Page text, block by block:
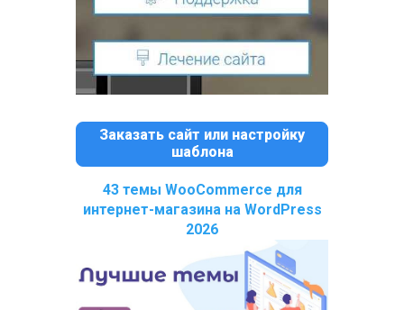
Заказать сайт или настройку
шаблона
43 темы WooCommerce для
интернет-магазина на WordPress
2026